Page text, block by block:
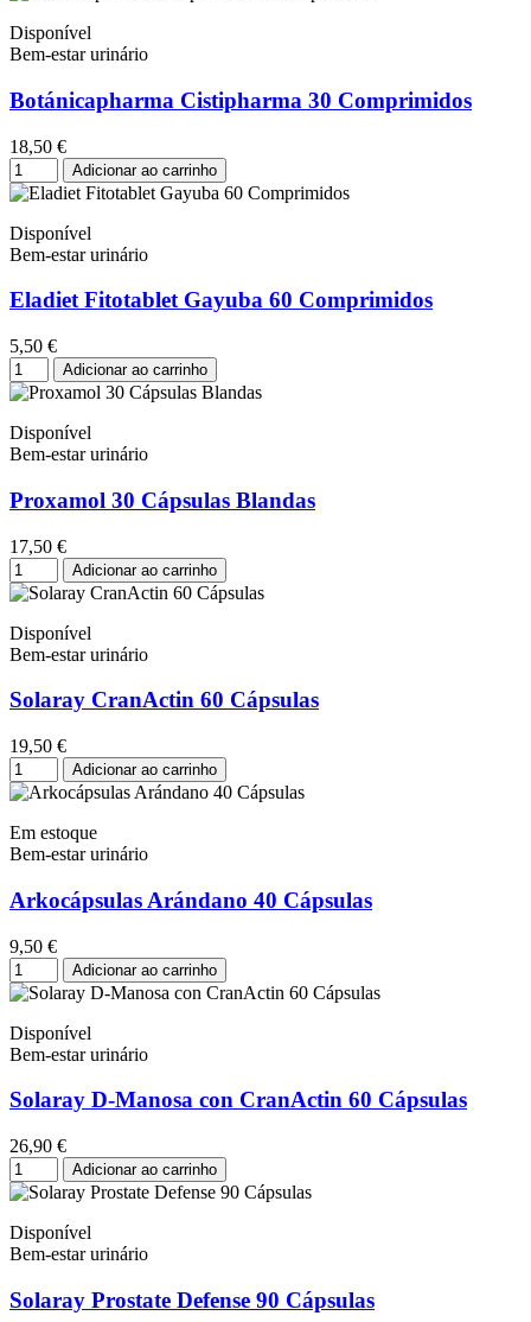
Disponível
Bem-estar urinário
Botánicapharma Cistipharma 30 Comprimidos
18,50 €
Adicionar ao carrinho
Disponível
Bem-estar urinário
Eladiet Fitotablet Gayuba 60 Comprimidos
5,50 €
Adicionar ao carrinho
Disponível
Bem-estar urinário
Proxamol 30 Cápsulas Blandas
17,50 €
Adicionar ao carrinho
Disponível
Bem-estar urinário
Solaray CranActin 60 Cápsulas
19,50 €
Adicionar ao carrinho
Em estoque
Bem-estar urinário
Arkocápsulas Arándano 40 Cápsulas
9,50 €
Adicionar ao carrinho
Disponível
Bem-estar urinário
Solaray D-Manosa con CranActin 60 Cápsulas
26,90 €
Adicionar ao carrinho
Disponível
Bem-estar urinário
Solaray Prostate Defense 90 Cápsulas